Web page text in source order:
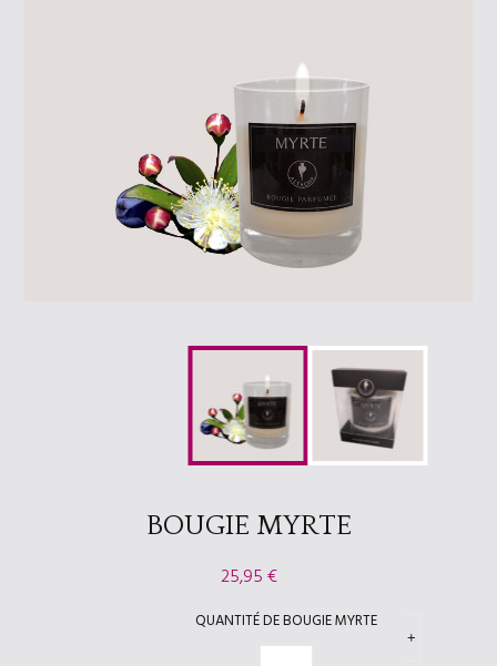
BOUGIE MYRTE
25,95€
QUANTITÉ DE BOUGIE MYRTE